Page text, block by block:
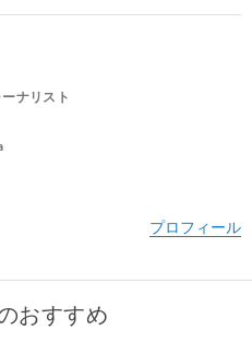
ナリスト
おすすめ